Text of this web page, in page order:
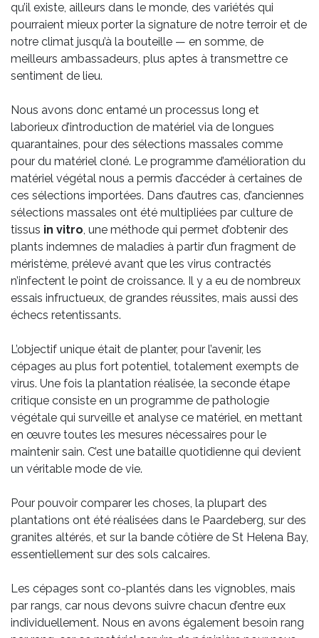
qu’il existe, ailleurs dans le monde, des variétés qui
pourraient mieux porter la signature de notre terroir et de
notre climat jusqu’à la bouteille — en somme, de
meilleurs ambassadeurs, plus aptes à transmettre ce
sentiment de lieu.
Nous avons donc entamé un processus long et
laborieux d’introduction de matériel via de longues
quarantaines, pour des sélections massales comme
pour du matériel cloné. Le programme d’amélioration du
matériel végétal nous a permis d’accéder à certaines de
ces sélections importées. Dans d’autres cas, d’anciennes
sélections massales ont été multipliées par culture de
tissus in vitro, une méthode qui permet d’obtenir des
plants indemnes de maladies à partir d’un fragment de
méristème, prélevé avant que les virus contractés
n’infectent le point de croissance. Il y a eu de nombreux
essais infructueux, de grandes réussites, mais aussi des
échecs retentissants.
L’objectif unique était de planter, pour l’avenir, les
cépages au plus fort potentiel, totalement exempts de
virus. Une fois la plantation réalisée, la seconde étape
critique consiste en un programme de pathologie
végétale qui surveille et analyse ce matériel, en mettant
en œuvre toutes les mesures nécessaires pour le
maintenir sain. C’est une bataille quotidienne qui devient
un véritable mode de vie.
Pour pouvoir comparer les choses, la plupart des
plantations ont été réalisées dans le Paardeberg, sur des
granites altérés, et sur la bande côtière de St Helena Bay,
essentiellement sur des sols calcaires.
Les cépages sont co-plantés dans les vignobles, mais
par rangs, car nous devons suivre chacun d’entre eux
individuellement. Nous en avons également besoin rang